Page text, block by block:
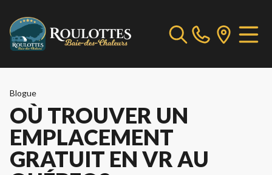
Blogue
OÙ TROUVER UN
EMPLACEMENT
GRATUIT EN VR AU